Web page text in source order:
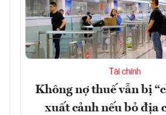
Tài chính
Không nợ thuế vẫn bị
xuất cảnh nếu bỏ địa